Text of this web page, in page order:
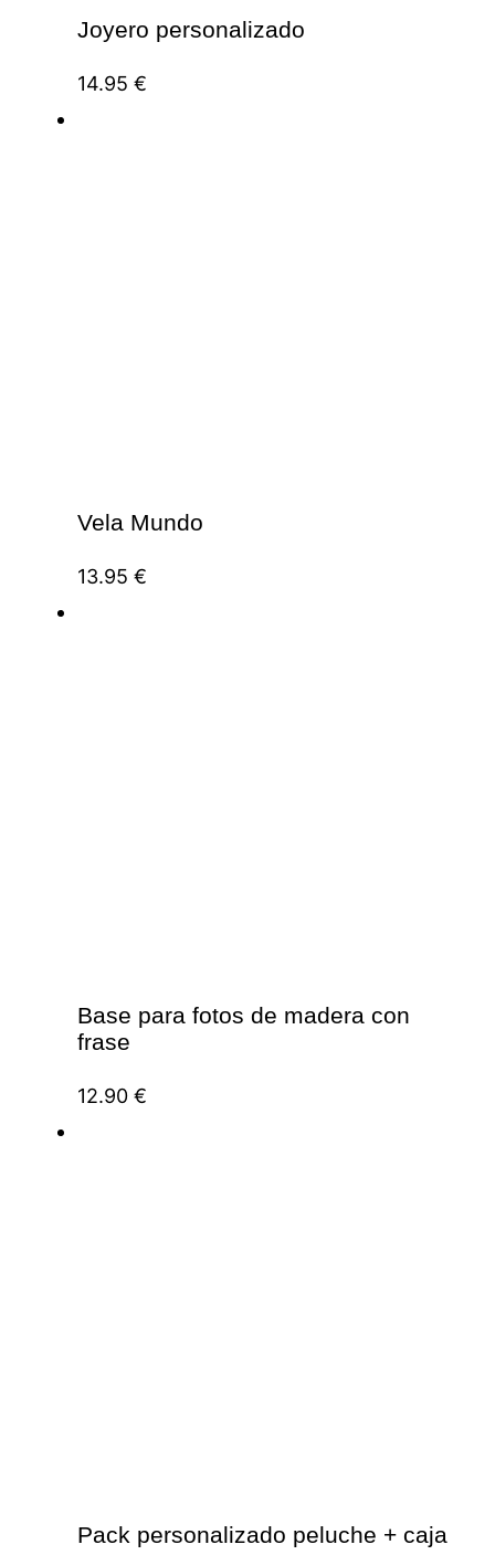
Joyero personalizado
14.95 €
Vela Mundo
13.95 €
Base para fotos de madera con
frase
12.90 €
Pack personalizado peluche + caja